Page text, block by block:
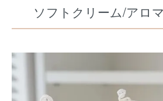
ソフトクリーム/アロ